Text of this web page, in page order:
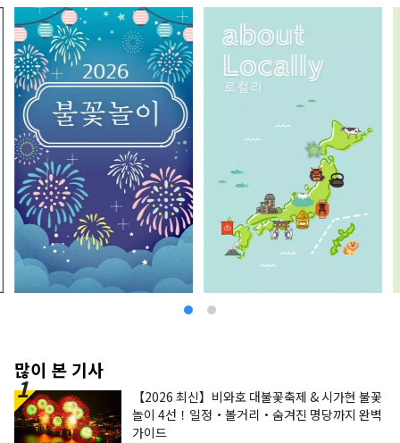
많이 본 기사
【2026 최신】비와호 대불꽃축제 & 시가현 불꽃
놀이 4선！일정・볼거리・숨겨진 명당까지 완벽
가이드